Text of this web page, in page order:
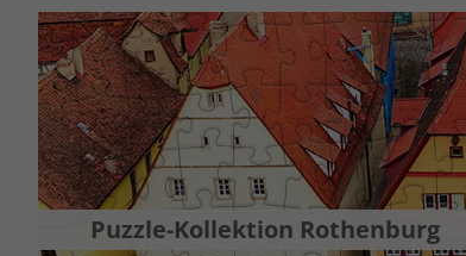
Puzzle-Kollektion Rothenburg